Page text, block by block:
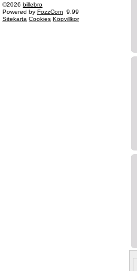
©2026 billebro
Powered by FozzCom 9.99
Sitekarta Cookies Köpvillkor